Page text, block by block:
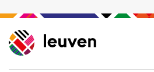
Overslaan
en
naar